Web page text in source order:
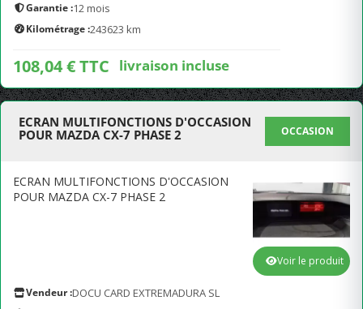
Garantie :12 mois
Kilométrage :243623 km
108,04 € TTC livraison incluse
ECRAN MULTIFONCTIONS D'OCCASION
POUR MAZDA CX-7 PHASE 2
OCCASION
ECRAN MULTIFONCTIONS D'OCCASION
POUR MAZDA CX-7 PHASE 2
Vendeur :DOCU CARD EXTREMADURA SL
Voir le produit